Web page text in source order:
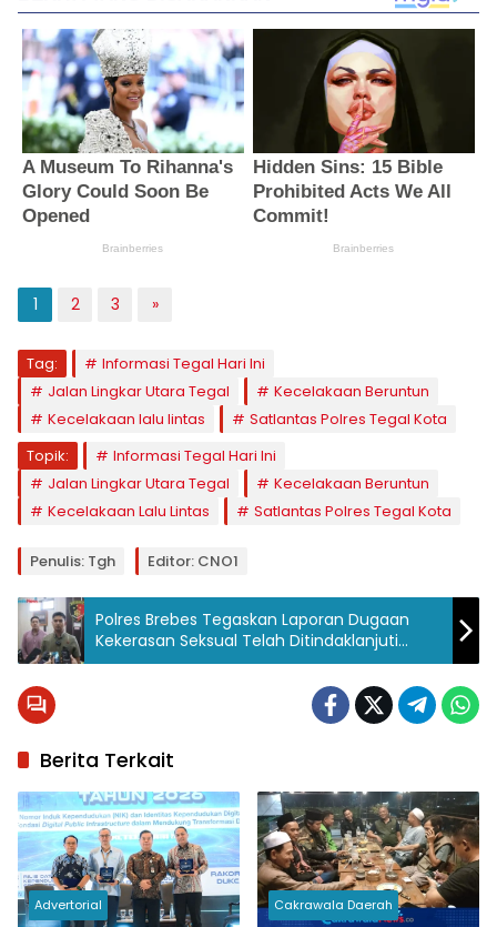
1 2 3 »
Tag:
Informasi Tegal Hari Ini
Jalan Lingkar Utara Tegal
Kecelakaan Beruntun
Kecelakaan lalu lintas
Satlantas Polres Tegal Kota
Topik:
Informasi Tegal Hari Ini
Jalan Lingkar Utara Tegal
Kecelakaan Beruntun
Kecelakaan Lalu Lintas
Satlantas Polres Tegal Kota
Penulis: Tgh Editor: CNO1
Polres Brebes Tegaskan Laporan Dugaan
Kekerasan Seksual Telah Ditindaklanjuti
Sesuai Prosedur
Berita Terkait
Advertorial Cakrawala Daerah